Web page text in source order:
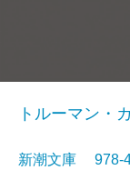
トルーマン・
新潮文庫 978-